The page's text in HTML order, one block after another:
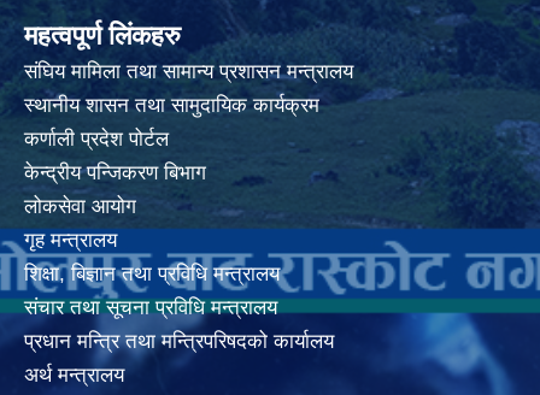
महत्वपूर्ण लिंकहरु
संघिय मामिला तथा सामान्य प्रशासन मन्त्रालय
स्थानीय शासन तथा सामुदायिक कार्यक्रम
कर्णाली प्रदेश पोर्टल
केन्द्रीय पन्जिकरण बिभाग
लोकसेवा आयोग
गृह मन्त्रालय
शिक्षा, बिज्ञान तथा प्रविधि मन्त्रालय
संचार तथा सूचना प्रविधि मन्त्रालय
प्रधान मन्त्रि तथा मन्त्रिपरिषदको कार्यालय
अर्थ मन्त्रालय